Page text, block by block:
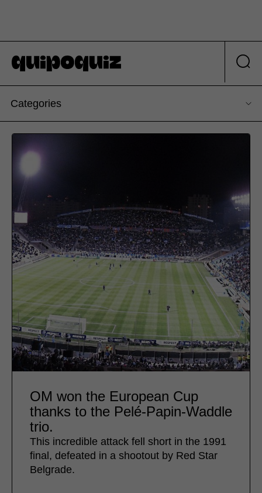
Categories
OM won the European Cup
thanks to the Pelé-Papin-Waddle
trio.
This incredible attack fell short in the 1991
final, defeated in a shootout by Red Star
Belgrade.